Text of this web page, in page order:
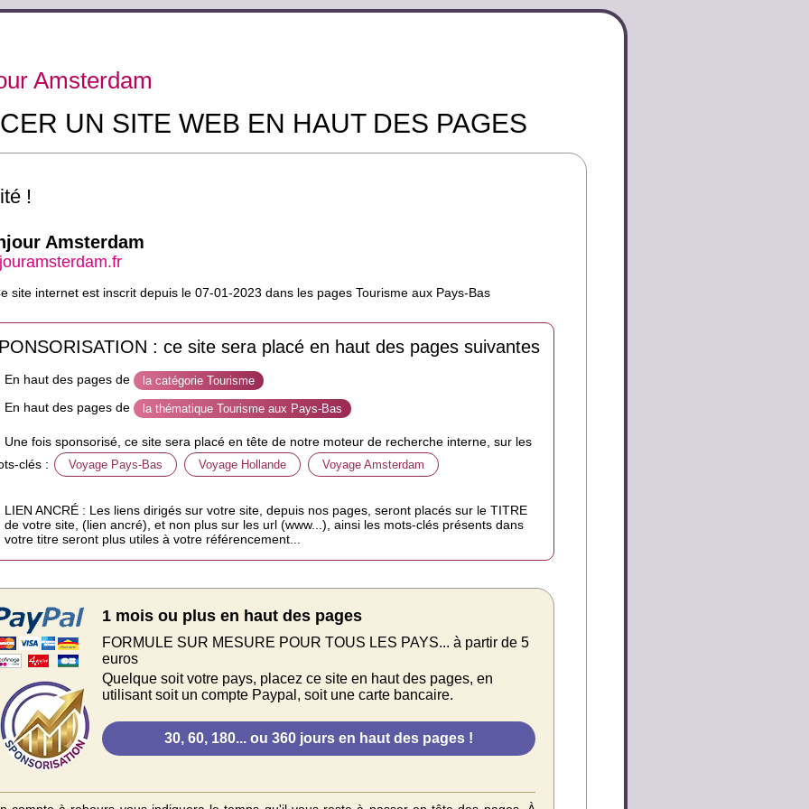
Amsterdam
UN SITE WEB EN HAUT DES PAGES
!
Amsterdam
site internet est inscrit depuis le 07-01-2023 dans les pages Tourisme aux Pays-Bas
: ce site sera placé en haut des pages suivantes
En haut des pages de la catégorie Tourisme
En haut des pages de la thématique Tourisme aux Pays-Bas
Une fois sponsorisé, ce site sera placé en tête de notre moteur de recherche interne, sur les
clés :
Voyage Pays-Bas Voyage Hollande Voyage Amsterdam
LIEN ANCRÉ : Les liens dirigés sur votre site, depuis nos pages, seront placés sur le TITRE
de votre site, (lien ancré), et non plus sur les url (www...), ainsi les mots-clés présents dans
votre titre seront plus utiles à votre référencement...
1 mois ou plus en haut des pages
FORMULE SUR MESURE POUR TOUS LES PAYS... à partir de 5
euros
Quelque soit votre pays, placez ce site en haut des pages, en
utilisant soit un compte Paypal, soit une carte bancaire.